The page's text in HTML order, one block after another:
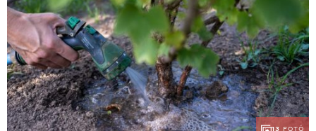
13 FOTÓ